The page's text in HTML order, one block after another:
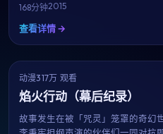
168分钟2015
查看详情 →
NEW
动漫317万 观看
焰火行动（幕后纪录）
故事发生在被「咒灵」笼罩的奇幻